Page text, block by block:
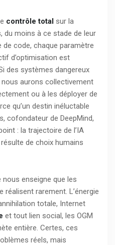
contrôle total sur la
du moins à ce stade de leur
de code, chaque paramètre
d’optimisation est
des systèmes dangereux
aurons collectivement
ou à les déployer de
qu’un destin inéluctable
cofondateur de DeepMind,
: la trajectoire de l’IA
de choix humains
nous enseigne que les
rarement. L’énergie
totale, Internet
et tout lien social, les OGM
entière. Certes, ces
réels, mais